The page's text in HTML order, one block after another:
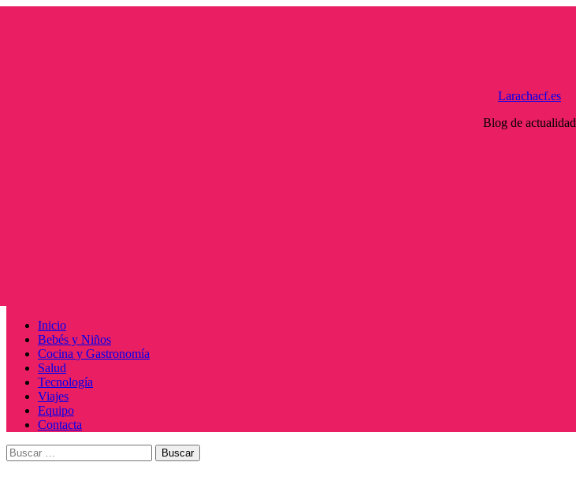
Larachacf.es
Blog de actualidad
Menú
principal
Inicio
Bebés y Niños
Cocina y Gastronomía
Salud
Tecnología
Viajes
Equipo
Contacta
Buscar: